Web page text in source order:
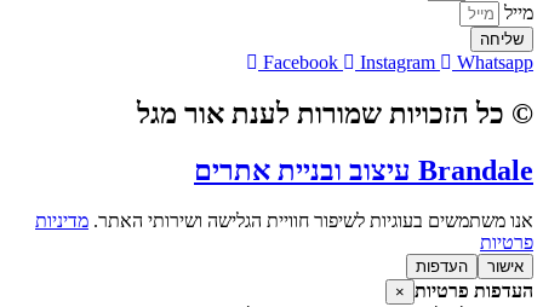
מייל
שליחה
Facebook Instagram Whatsapp
© כל הזכויות שמורות לענת אור מגל
Brandale עיצוב ובניית אתרים
אנו משתמשים בעוגיות לשיפור חוויית הגלישה ושירותי האתר. מדיניות
פרטיות
אישור העדפות
העדפות פרטיות ×